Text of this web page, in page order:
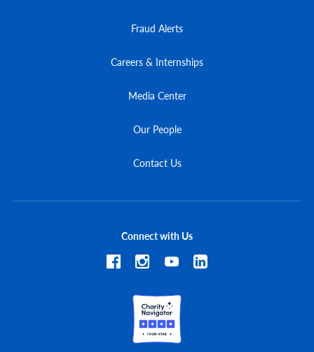
Fraud Alerts
Careers & Internships
Media Center
Our People
Contact Us
Connect with Us